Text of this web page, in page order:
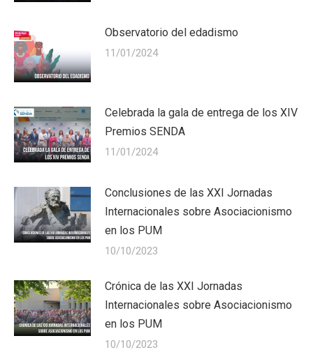
Observatorio del edadismo
11/01/2024
Celebrada la gala de entrega de los XIV
Premios SENDA
11/01/2024
Conclusiones de las XXI Jornadas
Internacionales sobre Asociacionismo
en los PUM
10/10/2023
Crónica de las XXI Jornadas
Internacionales sobre Asociacionismo
en los PUM
10/10/2023